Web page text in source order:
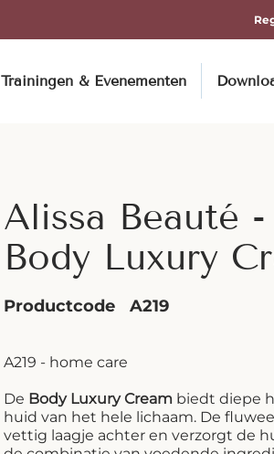
Trainingen & Evenementen
Alissa Beauté -
Body Luxury
Productcode A219
A219 - home care
De Body Luxury Creambiedt diepe
huid van het hele lichaam. De
vettig laagje achter en verzorgt de